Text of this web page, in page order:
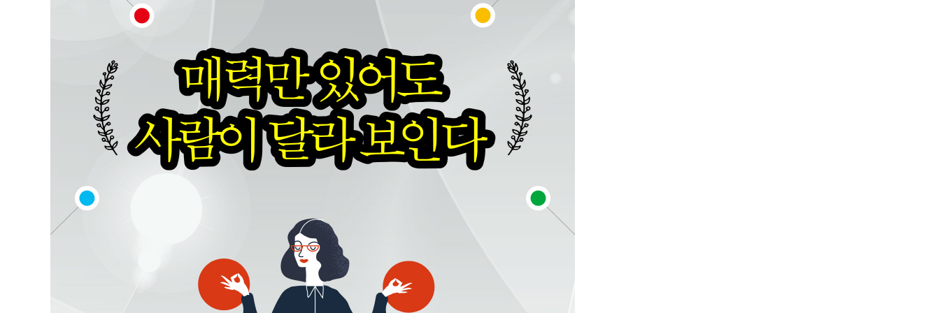
일도 사람도 내 것으로 만드는 매력 습관 3
must have 4 ∞ 몸짓 “몸짓만 바꿔도 관계가 좋아진다”
몸짓의 95%는 무의식이 결정한다
좋게 만들 수 없다면 적어도 좋아 보이게 만들어라
1초 만에 매력적인 몸짓을 만드는 법
몸짓만 바꿔도 인간관계가 좋아진다
목소리는 그 사람의 인상이다
대체할 수 없는 나만의 경쟁력을 만들어라
일도 사람도 내 것으로 만드는 매력 습관 4
must have 5 ∞ 아우라 “가만히 있어도 사람이 따른다”
가만히 있어도 사람이 따른다
우아하게 주변을 움직인다
이해할 수 없어도 배려할 수 있다